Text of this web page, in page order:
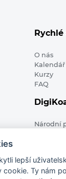
O nás
Kurzy
FAQ
Národní
lepší
cookie. Ty nám